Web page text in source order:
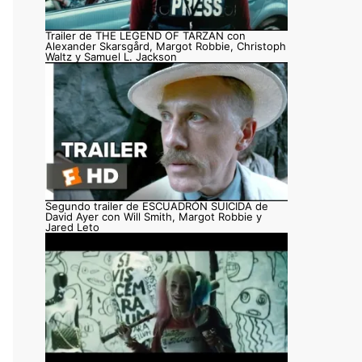
Trailer de THE LEGEND OF TARZAN con
Alexander Skarsgård, Margot Robbie, Christoph
Waltz y Samuel L. Jackson
Segundo trailer de ESCUADRÓN SUICIDA de
David Ayer con Will Smith, Margot Robbie y
Jared Leto